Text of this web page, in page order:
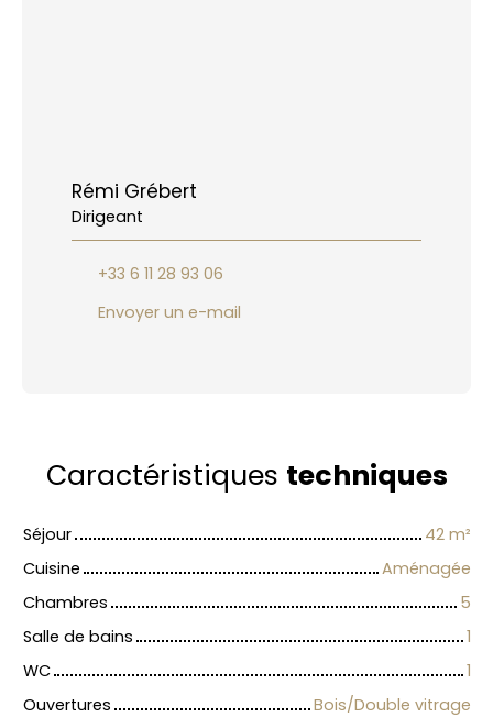
Rémi Grébert
Dirigeant
+33 6 11 28 93 06
Envoyer un e-mail
Caractéristiques techniques
Séjour 42 m²
Cuisine
Aménagée
Chambres
5
Salle de bains
1
WC
1
Ouvertures
Bois/Double vitrage